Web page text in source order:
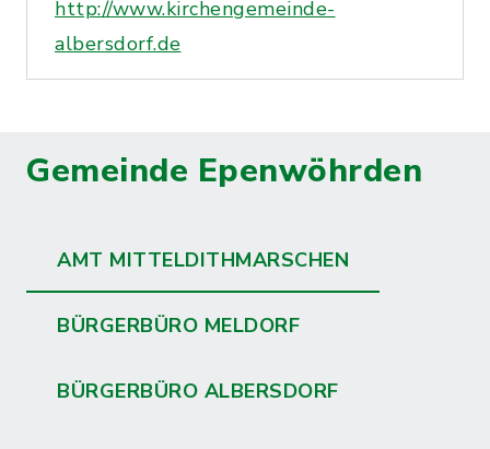
http://www.kirchengemeinde-
albersdorf.de
Gemeinde Epenwöhrden
AMT MITTELDITHMARSCHEN
BÜRGERBÜRO MELDORF
BÜRGERBÜRO ALBERSDORF